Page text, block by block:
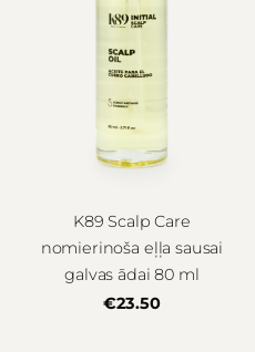
K89 Scalp Care
nomierinoša eļļa sausai
galvas ādai 80 ml
€23.50